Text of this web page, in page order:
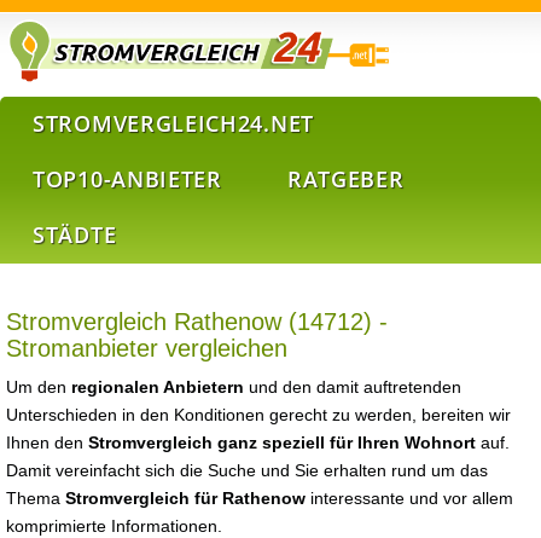
STROMVERGLEICH24.NET
TOP10-ANBIETER
RATGEBER
STÄDTE
Stromvergleich Rathenow (14712) -
Stromanbieter vergleichen
Um den regionalen Anbietern und den damit auftretenden
Unterschieden in den Konditionen gerecht zu werden, bereiten wir
Ihnen den Stromvergleich ganz speziell für Ihren Wohnort auf.
Damit vereinfacht sich die Suche und Sie erhalten rund um das
Thema Stromvergleich für Rathenow interessante und vor allem
komprimierte Informationen.